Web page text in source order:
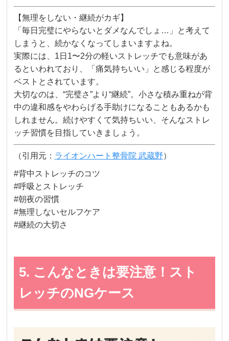
【無理をしない・継続がカギ】
「毎日完璧にやらないとダメなんでしょ…」と考えて
しまうと、続かなくなってしまいますよね。
実際には、1日1〜2分の軽いストレッチでも意味があ
るといわれており、「痛気持ちいい」と感じる程度が
ベストとされています。
大切なのは、“完璧さ”より“継続”。小さな積み重ねが背
中の違和感をやわらげる手助けになることもあるかも
しれません。続けやすくて気持ちいい、そんなストレ
ッチ習慣を目指していきましょう。
（引用元： ライオンハート整骨院 武蔵野）
#背中ストレッチのコツ
#呼吸とストレッチ
#朝夜の習慣
#無理しないセルフケア
#継続の大切さ
5. こんなときは要注意！スト
レッチのNGケース